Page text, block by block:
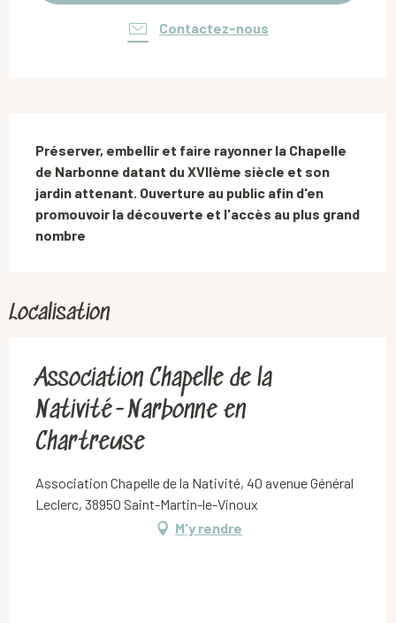
Contactez-nous
Préserver, embellir et faire rayonner la Chapelle
de Narbonne datant du XVIIème siècle et son
jardin attenant. Ouverture au public afin d'en
promouvoir la découverte et l'accès au plus grand
nombre
Localisation
Association Chapelle de la
Nativité-Narbonne en
Chartreuse
Association Chapelle de la Nativité, 40 avenue Général
Leclerc, 38950 Saint-Martin-le-Vinoux
M'y rendre